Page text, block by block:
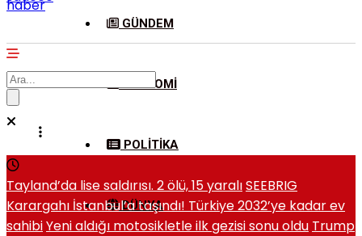
haber
GÜNDEM
EKONOMI
POLITIKA
DÜNYA
Tayland’da lise saldırısı. 2 ölü, 15 yaralıSEEBRIG
Karargahı İstanbul’a taşındı! Türkiye 2032’ye kadar ev
sahibiYeni aldığı motosikletle ilk gezisi sonu oldu Trump